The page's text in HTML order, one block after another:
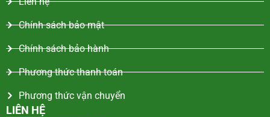
Chính sách bảo mật
Chính sách bảo hành
Phương thức thanh toán
Phương thức vận chuyển
LIÊN HỆ